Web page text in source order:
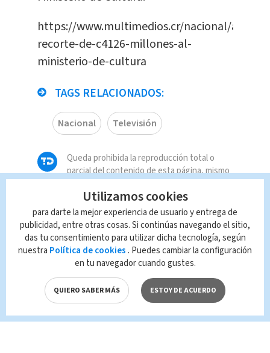
https://www.multimedios.cr/nacional/
recorte-de-c4126-millones-al-
ministerio-de-cultura
TAGS RELACIONADOS:
Nacional Televisión
Queda prohibida la reproducción total o
parcial del contenido de esta página, mismo
reproducción no autorizada constituye una
infracción y un delito de conformidad con las
leyes aplicables.
Utilizamos cookies
para darte la mejor experiencia de usuario y entrega de
publicidad, entre otras cosas. Si continúas navegando el sitio,
das tu consentimiento para utilizar dicha tecnología, según
nuestra Política de cookies . Puedes cambiar la configuración
en tu navegador cuando gustes.
QUIERO SABER MÁS ESTOY DE ACUERDO